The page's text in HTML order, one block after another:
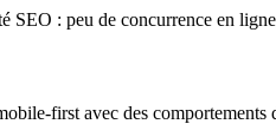
: peu de concurrence en
first avec des comportements